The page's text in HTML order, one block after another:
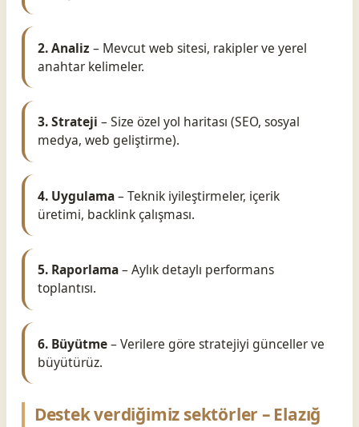
2. Analiz – Mevcut web sitesi, rakipler ve yerel
anahtar kelimeler.
3. Strateji – Size özel yol haritası (SEO, sosyal
medya, web geliştirme).
4. Uygulama– Teknik iyileştirmeler, içerik
üretimi, backlink çalışması.
5. Raporlama– Aylık detaylı performans
toplantısı.
6. Büyütme– Verilere göre stratejiyi günceller ve
büyütürüz.
Destek verdiğimiz sektörler – Elazığ